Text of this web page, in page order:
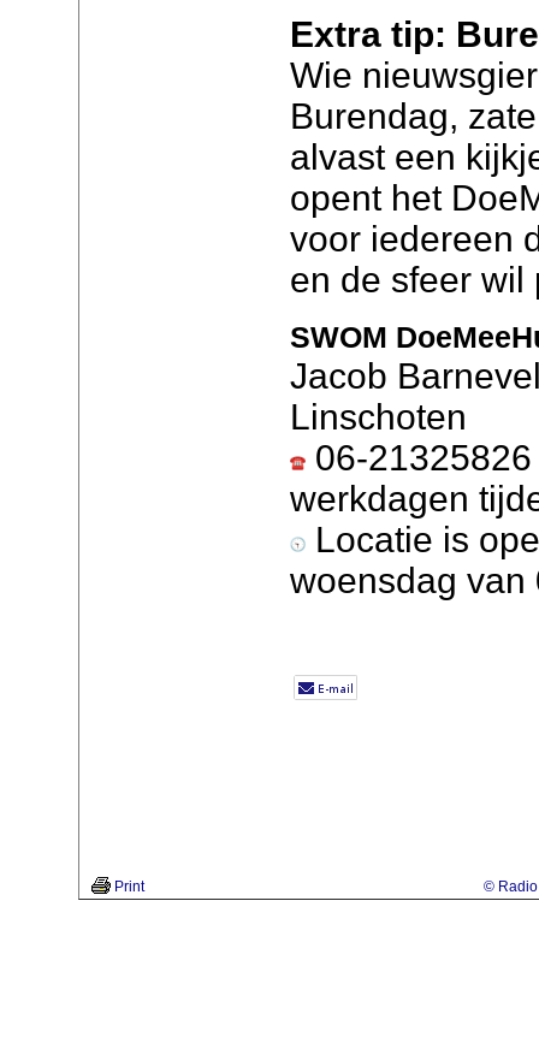
Extra tip:
Wie
Burendag,
alvast een
opent het
voor iedereen
en de sfeer wil
SWOM
Jacob
Linschoten
06-21325826
werkdagen
Locatie is
woensdag van
Print © Radio